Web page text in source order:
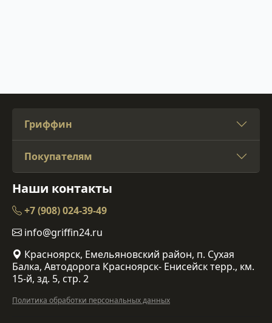
Гриффин
Покупателям
Наши контакты
+7 (908) 024-39-49
info@griffin24.ru
Красноярск, Емельяновский район, п. Сухая
Балка, Автодорога Красноярск- Енисейск терр., км.
15-й, зд. 5, стр. 2
Политика обработки персональных данных